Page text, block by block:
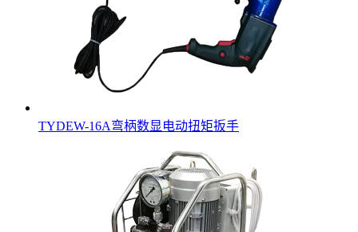
TYDEW-16A弯柄数显电动扭矩扳手